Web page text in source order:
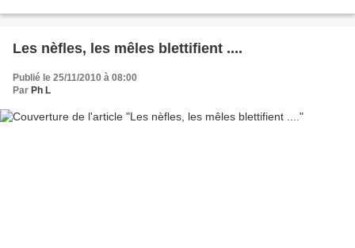
Les nèfles, les mêles blettifient ....
Publié le 25/11/2010 à 08:00
Par Ph L